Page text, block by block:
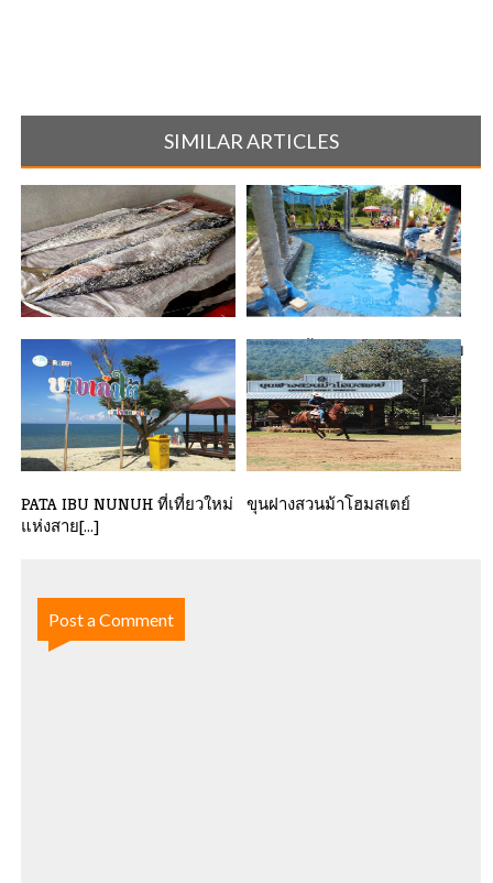
SIMILAR ARTICLES
สุขสำราญ ปลาฝังทราย กลุ่ม
สตรีบ้านไร[...]
เที่ยวบ่อน้ำพุร้อนรมณีย์ ในแบบ
ชีวิต[...]
PATA IBU NUNUH ที่เที่ยวใหม่
แห่งสาย[...]
ขุนฝางสวนม้าโฮมสเตย์
Post a Comment